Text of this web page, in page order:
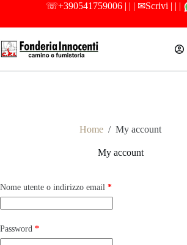
contenuto
☏+390541759006| | | ✉Scrivi | | |
Home / My account
My account
Nome utente o indirizzo email *Richiesto
Password *Richiesto